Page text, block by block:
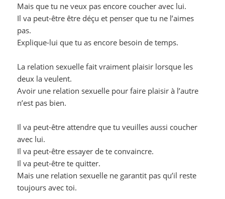
Mais que tu ne veux pas encore coucher avec lui.
Il va peut-être être déçu et penser que tu ne l’aimes
pas.
Explique-lui que tu as encore besoin de temps.
La relation sexuelle fait vraiment plaisir lorsque les
deux la veulent.
Avoir une relation sexuelle pour faire plaisir à l’autre
n’est pas bien.
Il va peut-être attendre que tu veuilles aussi coucher
avec lui.
Il va peut-être essayer de te convaincre.
Il va peut-être te quitter.
Mais une relation sexuelle ne garantit pas qu’il reste
toujours avec toi.